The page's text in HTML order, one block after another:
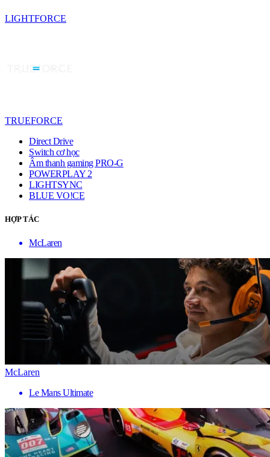
LIGHTFORCE
TRUEFORCE
Direct Drive
Switch cơ học
Âm thanh gaming PRO-G
POWERPLAY 2
LIGHTSYNC
BLUE VO!CE
HỢP TÁC
McLaren
McLaren
Le Mans Ultimate